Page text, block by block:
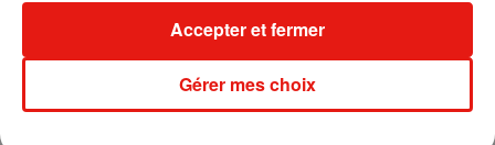
Becky G sur son nouveau single
Gérer mes choix
Accepter et fermer